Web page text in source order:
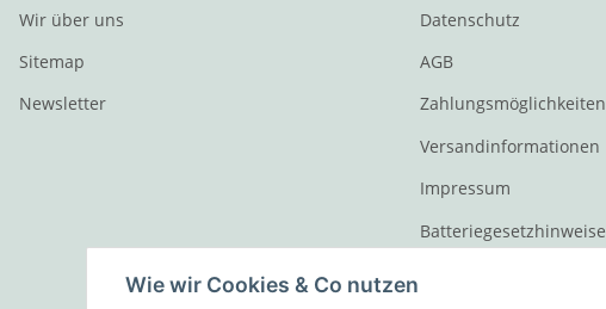
Wir über uns
Sitemap
Newsletter
Datenschutz
AGB
Zahlungsmöglichkeiten
Versandinformationen
Impressum
Batteriegesetzhinweise
Wie wir Cookies & Co nutzen